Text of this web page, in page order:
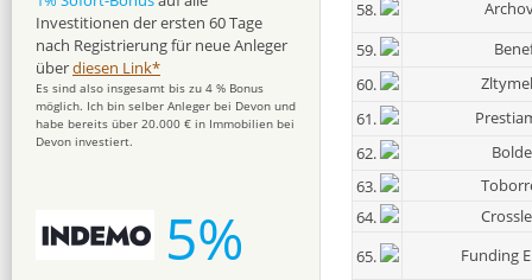
58.
59.
60.
61.
62.
63.
64.
65.
Funding
Investitionen der ersten 60 Tage
nach Registrierung für neue Anleger
überdiesen Link*
Es sind also insgesamt bis zu 4 % Bonus
möglich. Ich bin selber Anleger bei Devon und
habe bereits über 20.000 € in Immobilien bei
Devon investiert.
5%